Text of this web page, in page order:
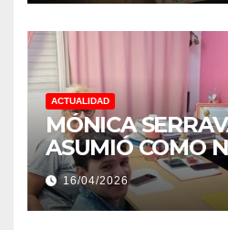
ACTUALIDAD
MÓNICA
ASUMIÓ COMO
DIRECTORA DEL
«RENÉ
BASAIL.
16/04/2026